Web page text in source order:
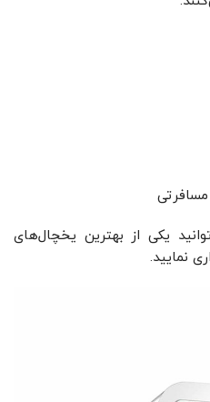
یکی از بهترین یخچال‌های
نمایید.